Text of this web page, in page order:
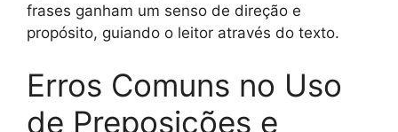
frases ganham um senso de direção e
propósito, guiando o leitor através do texto.
Erros Comuns no Uso
de Preposições e